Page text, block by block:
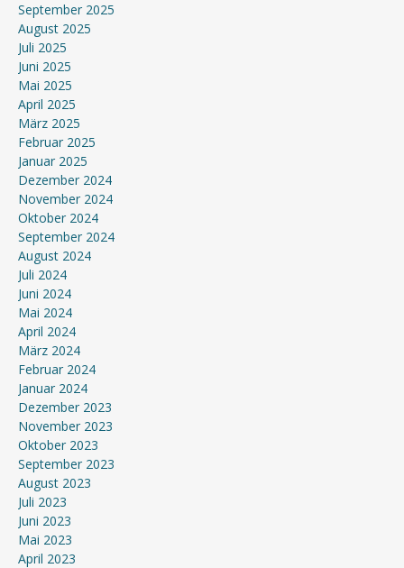
September 2025
August 2025
Juli 2025
Juni 2025
Mai 2025
April 2025
März 2025
Februar 2025
Januar 2025
Dezember 2024
November 2024
Oktober 2024
September 2024
August 2024
Juli 2024
Juni 2024
Mai 2024
April 2024
März 2024
Februar 2024
Januar 2024
Dezember 2023
November 2023
Oktober 2023
September 2023
August 2023
Juli 2023
Juni 2023
Mai 2023
April 2023